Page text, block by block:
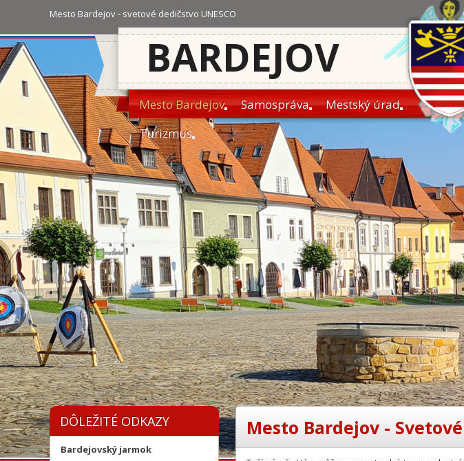
Mesto Bardejov - svetové dedičstvo UNESCO
BARDEJOV
Mesto Bardejov Samospráva Mestský úrad
Turizmus
DÔLEŽITÉ ODKAZY
Bardejovský jarmok
Mesto Bardejov -